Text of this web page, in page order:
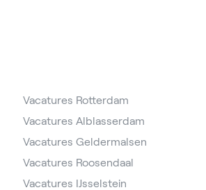
Vacatures Rotterdam
Vacatures Alblasserdam
Vacatures Geldermalsen
Vacatures Roosendaal
Vacatures IJsselstein